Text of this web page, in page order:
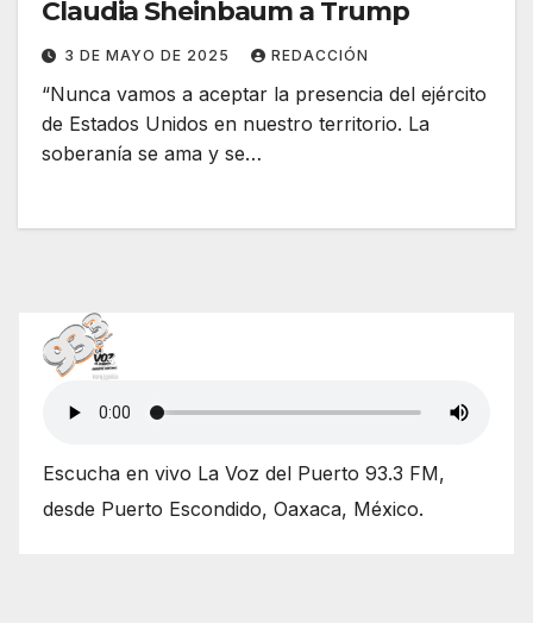
Claudia Sheinbaum a Trump
3 DE MAYO DE 2025 REDACCIÓN
“Nunca vamos a aceptar la presencia del ejército
de Estados Unidos en nuestro territorio. La
soberanía se ama y se…
Escucha en vivo La Voz del Puerto 93.3 FM,
desde Puerto Escondido, Oaxaca, México.